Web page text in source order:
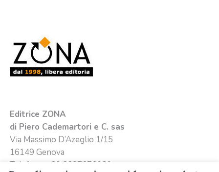
Editrice ZONA
di Piero Cademartori e C. sas
Via Massimo D’Azeglio 1/15
16149 Genova
Telefono +39 3387676020